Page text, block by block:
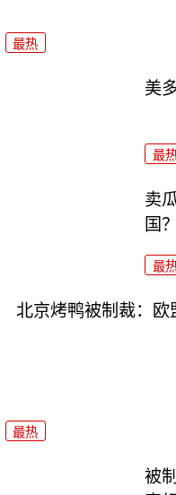
最热
美
最
卖
国？
最
北京烤鸭被制裁：
最热
被